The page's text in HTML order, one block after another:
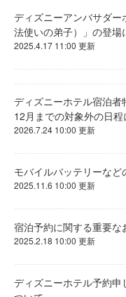
ディズニーアンバサダ
法使いの弟子）」の登場
2025.4.17 11:00 更新
ディズニーホテル宿泊
12月までの対象外の日程
2026.7.24 10:00 更新
モバイルバッテリーな
2025.11.6 10:00 更新
宿泊予約に関する重要な
2025.2.18 10:00 更新
ディズニーホテル予約